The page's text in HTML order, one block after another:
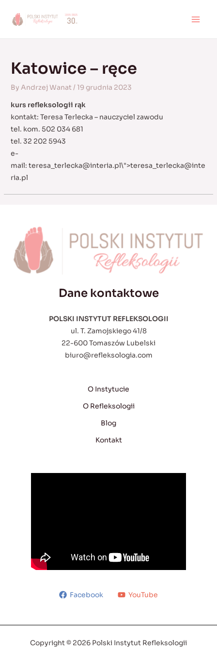
Katowice – ręce
By Andrzej Wanat/19 grudnia 2023
kurs refleksologii rąk
kontakt: Teresa Terlecka – nauczyciel zawodu
tel. kom. 502 034 681
tel. 32 202 5943
e-
mail: teresa_terlecka@interia.pl\">teresa_terlecka@inte
ria.pl
Dane kontaktowe
POLSKI INSTYTUT REFLEKSOLOGII
ul. T. Zamojskiego 41/8
22-600 Tomaszów Lubelski
biuro@refleksologia.com
O Instytucie
O Refleksologii
Blog
Kontakt
Facebook YouTube
Copyright © 2026 Polski Instytut Refleksologii